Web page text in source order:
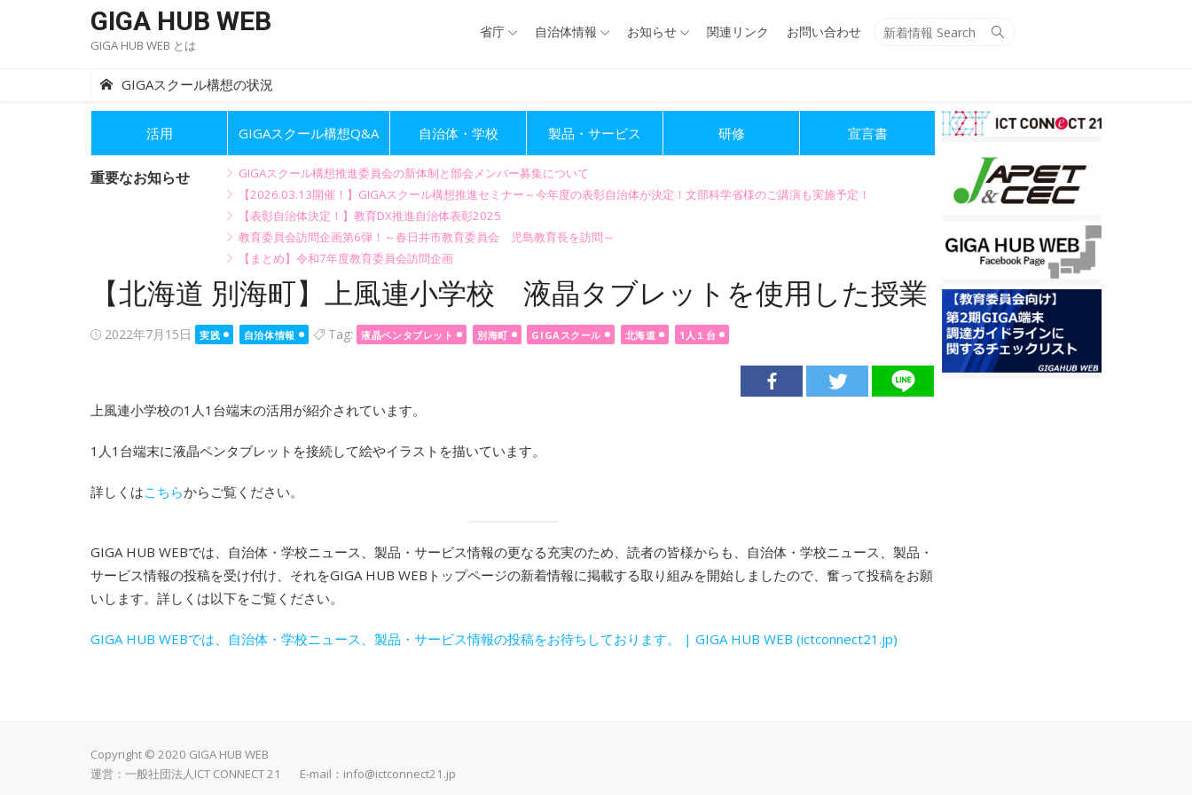
GIGA HUB WEB
GIGA HUB WEB とは
Search
省庁 自治体情報 お知らせ 関連リンク お問い合わせ
GIGAスクール構想の状況
活用 GIGAスクール構想Q&A 自治体・学校 製品・サービス 研修 宣言書
重要なお知らせ
GIGAスクール構想推進委員会の新体制と部会メンバー募集について
【2026.03.13開催！】GIGAスクール構想推進セミナー～今年度の表彰自治体が決定！文部科学省様のご講演も実施予定！
【表彰自治体決定！】教育DX推進自治体表彰2025
教育委員会訪問企画第6弾！～春日井市教育委員会 児島教育長を訪問～
【まとめ】令和7年度教育委員会訪問企画
【北海道 別海町】上風連小学校 液晶タブレットを使用した授業
Posted
2022年7月15日 実践 自治体情報 Tag: 液晶ペンタブレット 別海町 GIGAスクール 北海道 1人１台
上風連小学校の1人1台端末の活用が紹介されています。
1人1台端末に液晶ペンタブレットを接続して絵やイラストを描いています。
詳しくはこちらからご覧ください。
GIGA HUB WEBでは、自治体・学校ニュース、製品・サービス情報の更なる充実のため、読者の皆様からも、自治体・学校ニュース、製品・
サービス情報の投稿を受け付け、それをGIGA HUB WEBトップページの新着情報に掲載する取り組みを開始しましたので、奮って投稿をお願
いします。詳しくは以下をご覧ください。
GIGA HUB WEBでは、自治体・学校ニュース、製品・サービス情報の投稿をお待ちしております。 | GIGA HUB WEB (ictconnect21.jp)
Copyright © 2020 GIGA HUB WEB
運営：一般社団法人ICT CONNECT 21 E-mail： info@ictconnect21.jp